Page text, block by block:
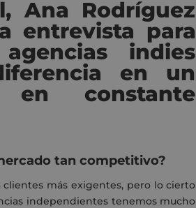
Ana Rodríguez
entrevista para
indies
en un
en constante
tan competitivo?
más exigentes, pero lo cierto
independientes tenemos mucho